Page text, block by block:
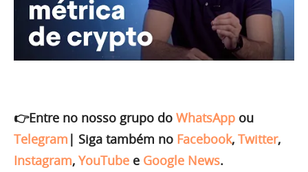
👉Entre no nosso grupo do WhatsApp ou
Telegram | Siga também no Facebook, Twitter,
Instagram, YouTube e Google News.